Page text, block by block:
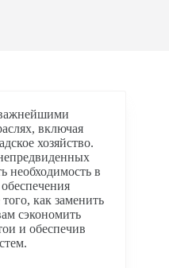
включая
хозяйство.
необходимость в
как заменить
сэкономить
и обеспечив